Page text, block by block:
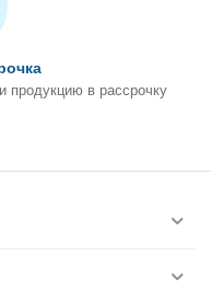
продукцию в рассрочку